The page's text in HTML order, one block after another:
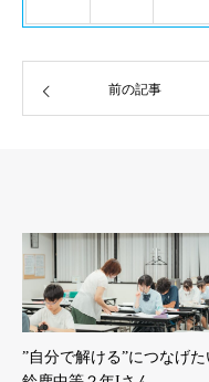
前の記事
”自分で解ける”につなげ